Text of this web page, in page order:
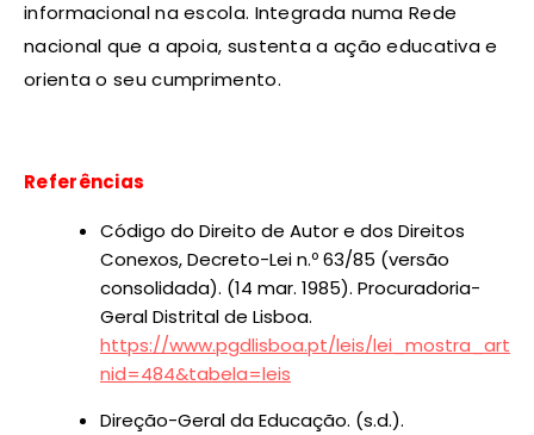
informacional na escola. Integrada numa Rede
nacional que a apoia, sustenta a ação educativa e
orienta o seu cumprimento.
Referências
Código do Direito de Autor e dos Direitos
Conexos, Decreto-Lei n.º 63/85 (versão
consolidada). (14 mar. 1985). Procuradoria-
Geral Distrital de Lisboa.
https://www.pgdlisboa.pt/leis/
nid=484&tabela=leis
Direção-Geral da Educação. (s.d.).